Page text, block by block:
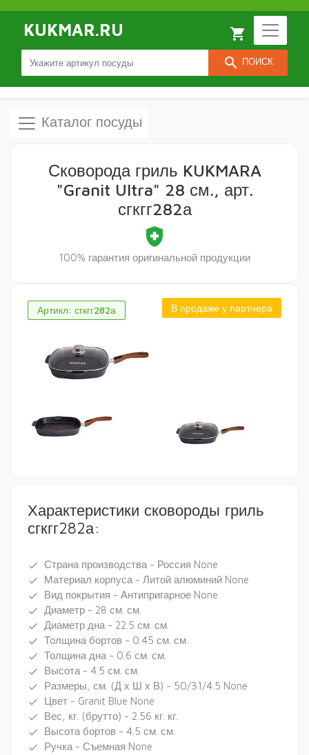
KUKMAR.RU
search ПОИСК
local_grocery_store
Каталог посуды
Артикл: сгкгг282а В продаже у партнера
Сковорода гриль KUKMARA
"Granit Ultra" 28 см., арт.
сгкгг282а
health_and_safety
100% гарантия оригинальной продукции
Характеристики сковороды гриль
сгкгг282а:
done Страна производства - Россия None
done Материал корпуса - Литой алюминий None
done Вид покрытия - Антипригарное None
done Диаметр - 28 см. см.
done Диаметр дна - 22.5 см. см.
done Толщина бортов - 0.45 см. см.
done Толщина дна - 0.6 см. см.
done Высота - 4.5 см. см.
done Размеры, см. (Д х Ш х В) - 50/31/4.5 None
done Цвет - Granit Blue None
done Вес, кг. (брутто) - 2.56 кг. кг.
done Высота бортов - 4.5 см. см.
done Ручка - Съемная None